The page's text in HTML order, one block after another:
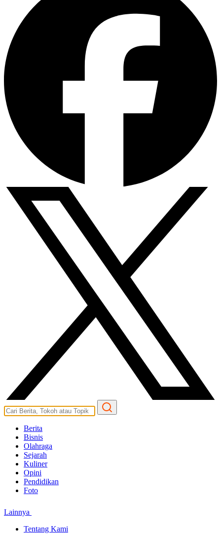
Berita
Bisnis
Olahraga
Sejarah
Kuliner
Opini
Pendidikan
Foto
Lainnya
Tentang Kami